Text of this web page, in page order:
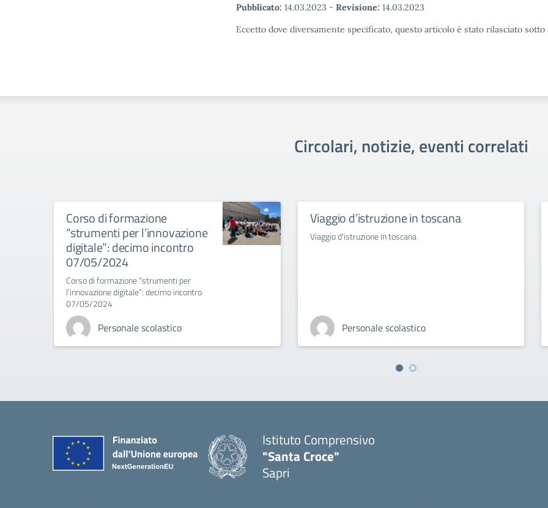
Pubblicato: 14.03.2023 - Revisione: 14.03.2023
Eccetto dove diversamente specificato, questo articolo è stato rilasciato
Circolari, notizie, eventi correlati
Corso di formazione
“strumenti per l’innovazione
digitale”: decimo incontro
07/05/2024
Corso di formazione “strumenti per
l’innovazione digitale”: decimo incontro
07/05/2024
Personale scolastico
Viaggio d’istruzione in toscana
Viaggio d'istruzione in toscana
Personale scolastico
Istituto Comprensivo
"Santa Croce"
Sapri